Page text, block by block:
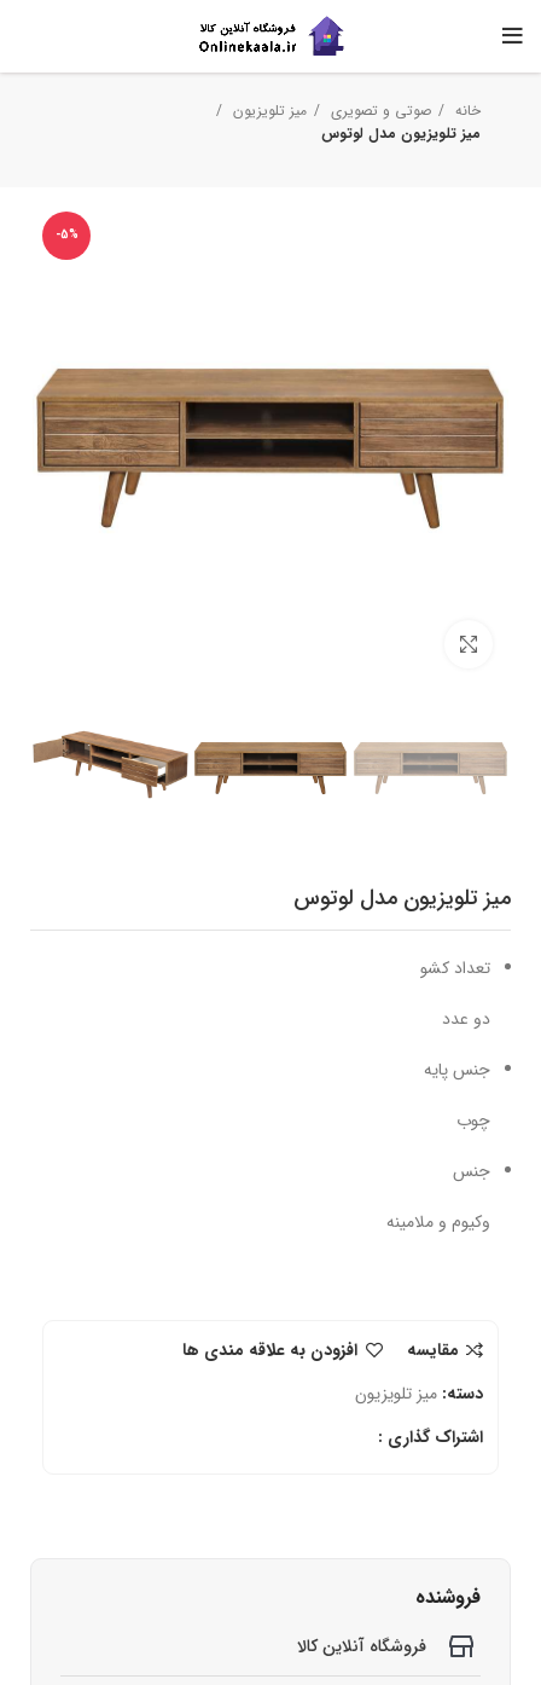
خانه صوتی و تصویری
میز تلویزیون
میز تلویزیون مدل لوتوس
-5%
میز تلویزیون مدل لوتوس
تعداد کشو
دو عدد
جنس پایه
چوب
جنس
وکیوم و ملامینه
مقایسه
افزودن به علاقه مندی ها
دسته: میز تلویزیون
اشتراک گذاری :
فروشنده
فروشگاه آنلاین کالا